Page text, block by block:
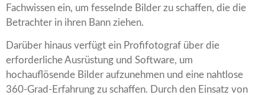
Fachwissen ein, um fesselnde Bilder zu schaffen, die die
Betrachter in ihren Bann ziehen.
Darüber hinaus verfügt ein Profifotograf über die
erforderliche Ausrüstung und Software, um
hochauflösende Bilder aufzunehmen und eine nahtlose
360-Grad-Erfahrung zu schaffen. Durch den Einsatz von